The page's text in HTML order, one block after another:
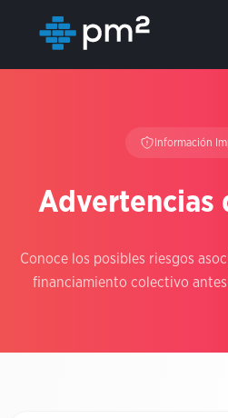
Información
Advertencias
Conoce los posibles riesgos
financiamiento colectivo